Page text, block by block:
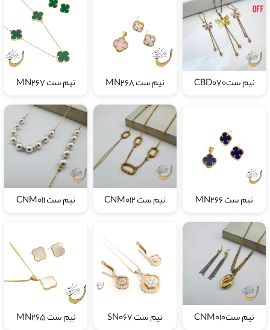
نیم ستCBD070 نیم ست MN268 نیم ست MN267
نیم ست MN266 نیم ست CNM012 نیم ست CNM011
نیم ستCNM010 نیم ست SN067 نیم ست MN265